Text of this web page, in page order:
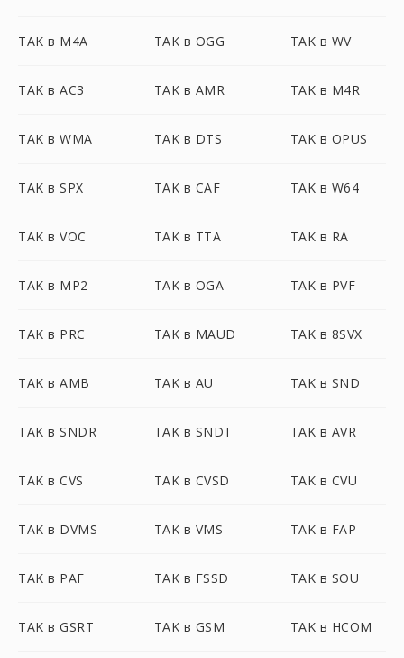
TAK в M4A TAK в OGG TAK в WV
TAK в AC3 TAK в AMR TAK в M4R
TAK в WMA TAK в DTS TAK в OPUS
TAK в SPX TAK в CAF TAK в W64
TAK в VOC TAK в TTA TAK в RA
TAK в MP2 TAK в OGA TAK в PVF
TAK в PRC TAK в MAUD TAK в 8SVX
TAK в AMB TAK в AU TAK в SND
TAK в SNDR TAK в SNDT TAK в AVR
TAK в CVS TAK в CVSD TAK в CVU
TAK в DVMS TAK в VMS TAK в FAP
TAK в PAF TAK в FSSD TAK в SOU
TAK в GSRT TAK в GSM TAK в HCOM